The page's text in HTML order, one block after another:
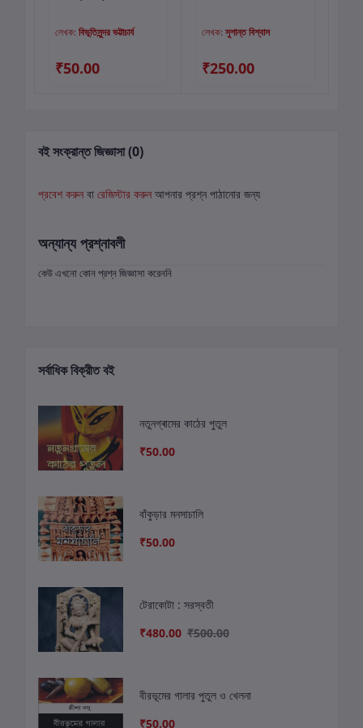
লেখক: বিভূতিসুন্দর ভট্টাচার্য
₹50.00
লেখক: সুশান্ত বিশ্বাস
₹250.00
বই সংক্রান্ত জিজ্ঞাসা (0)
প্রবেশ করুন বা রেজিস্টার করুন আপনার প্রশ্ন পাঠানোর জন্য
অন্যান্য প্রশ্নাবলী
কেউ এখনো কোন প্রশ্ন জিজ্ঞাসা করেননি
সর্বাধিক বিক্রীত বই
নতুনগ্ৰামের কাঠের পুতুল
₹50.00
বাঁকুড়ার মনসাচালি
₹50.00
টেরাকোটা : সরস্বতী
₹480.00 ₹500.00
বীরভূমের গালার পুতুল ও খেলনা
₹50.00